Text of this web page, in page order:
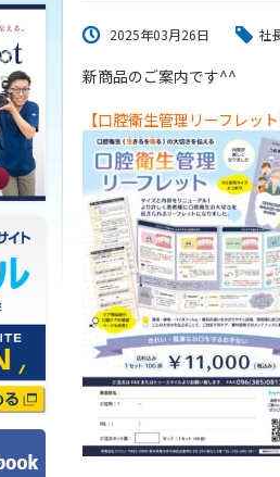
2025年03月26日 社
新商品のご案内です^^
【口腔衛生管理リーフレッ